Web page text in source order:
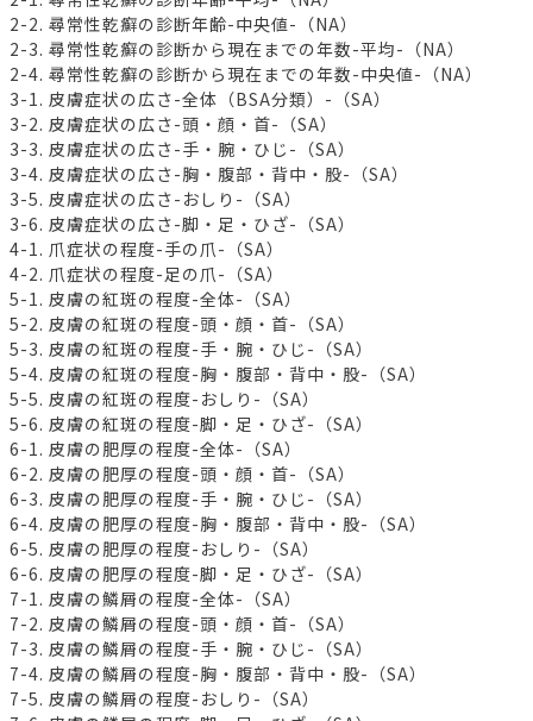
2-2. 尋常性乾癬の診断年齢-中央値-（NA）
2-3. 尋常性乾癬の診断から現在までの年数-平均-（NA）
2-4. 尋常性乾癬の診断から現在までの年数-中央値-（NA）
3-1. 皮膚症状の広さ-全体（BSA分類）-（SA）
3-2. 皮膚症状の広さ-頭・顔・首-（SA）
3-3. 皮膚症状の広さ-手・腕・ひじ-（SA）
3-4. 皮膚症状の広さ-胸・腹部・背中・股-（SA）
3-5. 皮膚症状の広さ-おしり-（SA）
3-6. 皮膚症状の広さ-脚・足・ひざ-（SA）
4-1. 爪症状の程度-手の爪-（SA）
4-2. 爪症状の程度-足の爪-（SA）
5-1. 皮膚の紅斑の程度-全体-（SA）
5-2. 皮膚の紅斑の程度-頭・顔・首-（SA）
5-3. 皮膚の紅斑の程度-手・腕・ひじ-（SA）
5-4. 皮膚の紅斑の程度-胸・腹部・背中・股-（SA）
5-5. 皮膚の紅斑の程度-おしり-（SA）
5-6. 皮膚の紅斑の程度-脚・足・ひざ-（SA）
6-1. 皮膚の肥厚の程度-全体-（SA）
6-2. 皮膚の肥厚の程度-頭・顔・首-（SA）
6-3. 皮膚の肥厚の程度-手・腕・ひじ-（SA）
6-4. 皮膚の肥厚の程度-胸・腹部・背中・股-（SA）
6-5. 皮膚の肥厚の程度-おしり-（SA）
6-6. 皮膚の肥厚の程度-脚・足・ひざ-（SA）
7-1. 皮膚の鱗屑の程度-全体-（SA）
7-2. 皮膚の鱗屑の程度-頭・顔・首-（SA）
7-3. 皮膚の鱗屑の程度-手・腕・ひじ-（SA）
7-4. 皮膚の鱗屑の程度-胸・腹部・背中・股-（SA）
7-5. 皮膚の鱗屑の程度-おしり-（SA）